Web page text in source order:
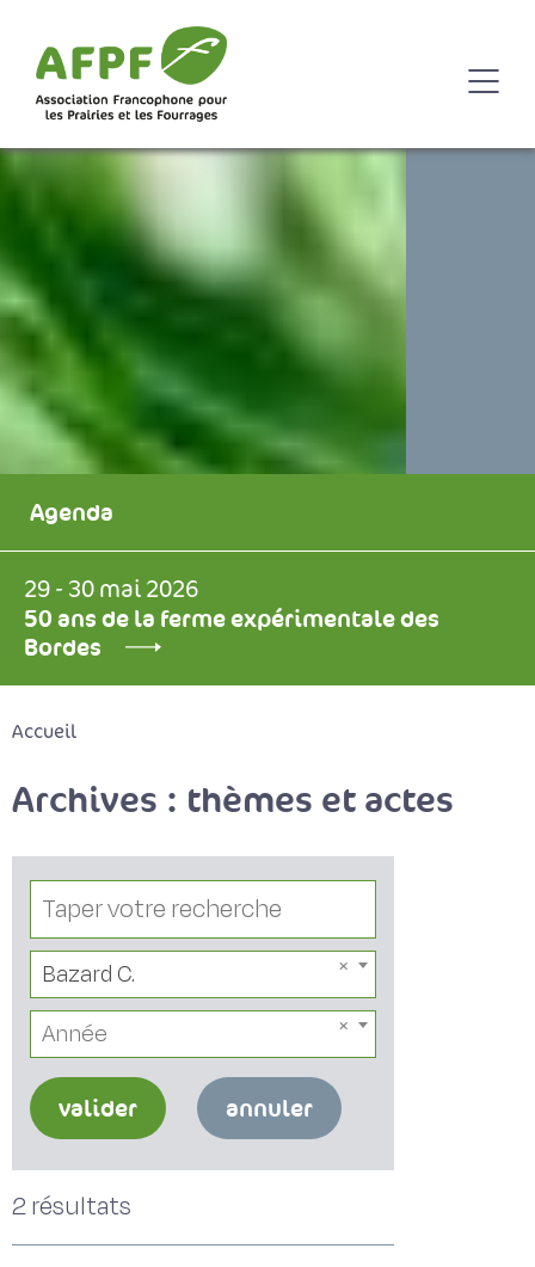
Agenda
29 - 30 mai 2026
50 ans de la ferme expérimentale des
Bordes
Accueil
Archives : thèmes et actes
Bazard C.
Année
valider annuler
2 résultats